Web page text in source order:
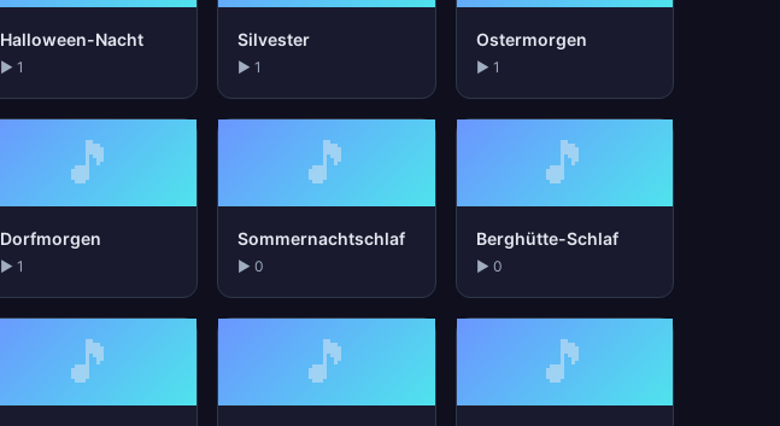
Halloween-Nacht
▶ 1
Silvester
▶ 1
Ostermorgen
▶ 1
🎵
Dorfmorgen
▶ 1
🎵
Sommernachtschlaf
▶ 0
🎵
Berghütte-Schlaf
▶ 0
🎵 🎵 🎵